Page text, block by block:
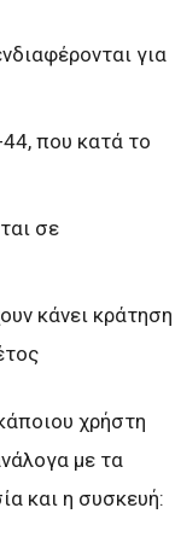
για
που κατά το
σε
κάνει κράτηση
χρήστη
με τα
και η συσκευή: